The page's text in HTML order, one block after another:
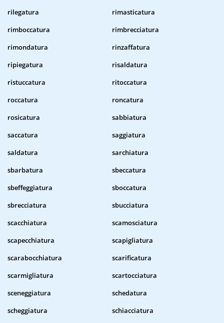
rilegatura
rimasticatura
rimboccatura
rimbrecciatura
rimondatura
rinzaffatura
ripiegatura
risaldatura
ristuccatura
ritoccatura
roccatura
roncatura
rosicatura
sabbiatura
saccatura
saggiatura
saldatura
sarchiatura
sbarbatura
sbeccatura
sbeffeggiatura
sboccatura
sbrecciatura
sbucciatura
scacchiatura
scamosciatura
scapecchiatura
scapigliatura
scarabocchiatura
scarificatura
scarmigliatura
scartocciatura
sceneggiatura
schedatura
scheggiatura
schiacciatura